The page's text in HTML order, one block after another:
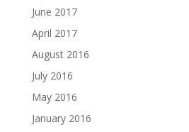
June 2017
April 2017
August 2016
July 2016
May 2016
January 2016